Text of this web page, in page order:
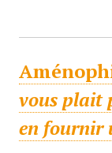
vous plait
en fournir